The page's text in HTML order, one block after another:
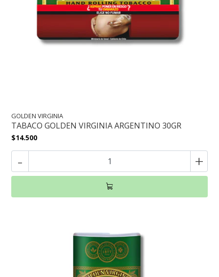
GOLDEN VIRGINIA
TABACO GOLDEN VIRGINIA ARGENTINO 30GR
$14.500
- +